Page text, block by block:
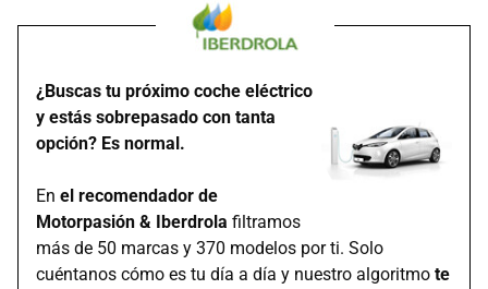
¿Buscas tu próximo coche eléctrico
y estás sobrepasado con tanta
opción? Es normal.
En el recomendador de
Motorpasión & Iberdrola filtramos
más de 50 marcas y 370 modelos por ti. Solo
cuéntanos cómo es tu día a día y nuestro algoritmo te